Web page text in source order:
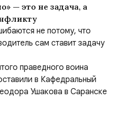
— это не задача, а
не потому, что
сам ставит задачу